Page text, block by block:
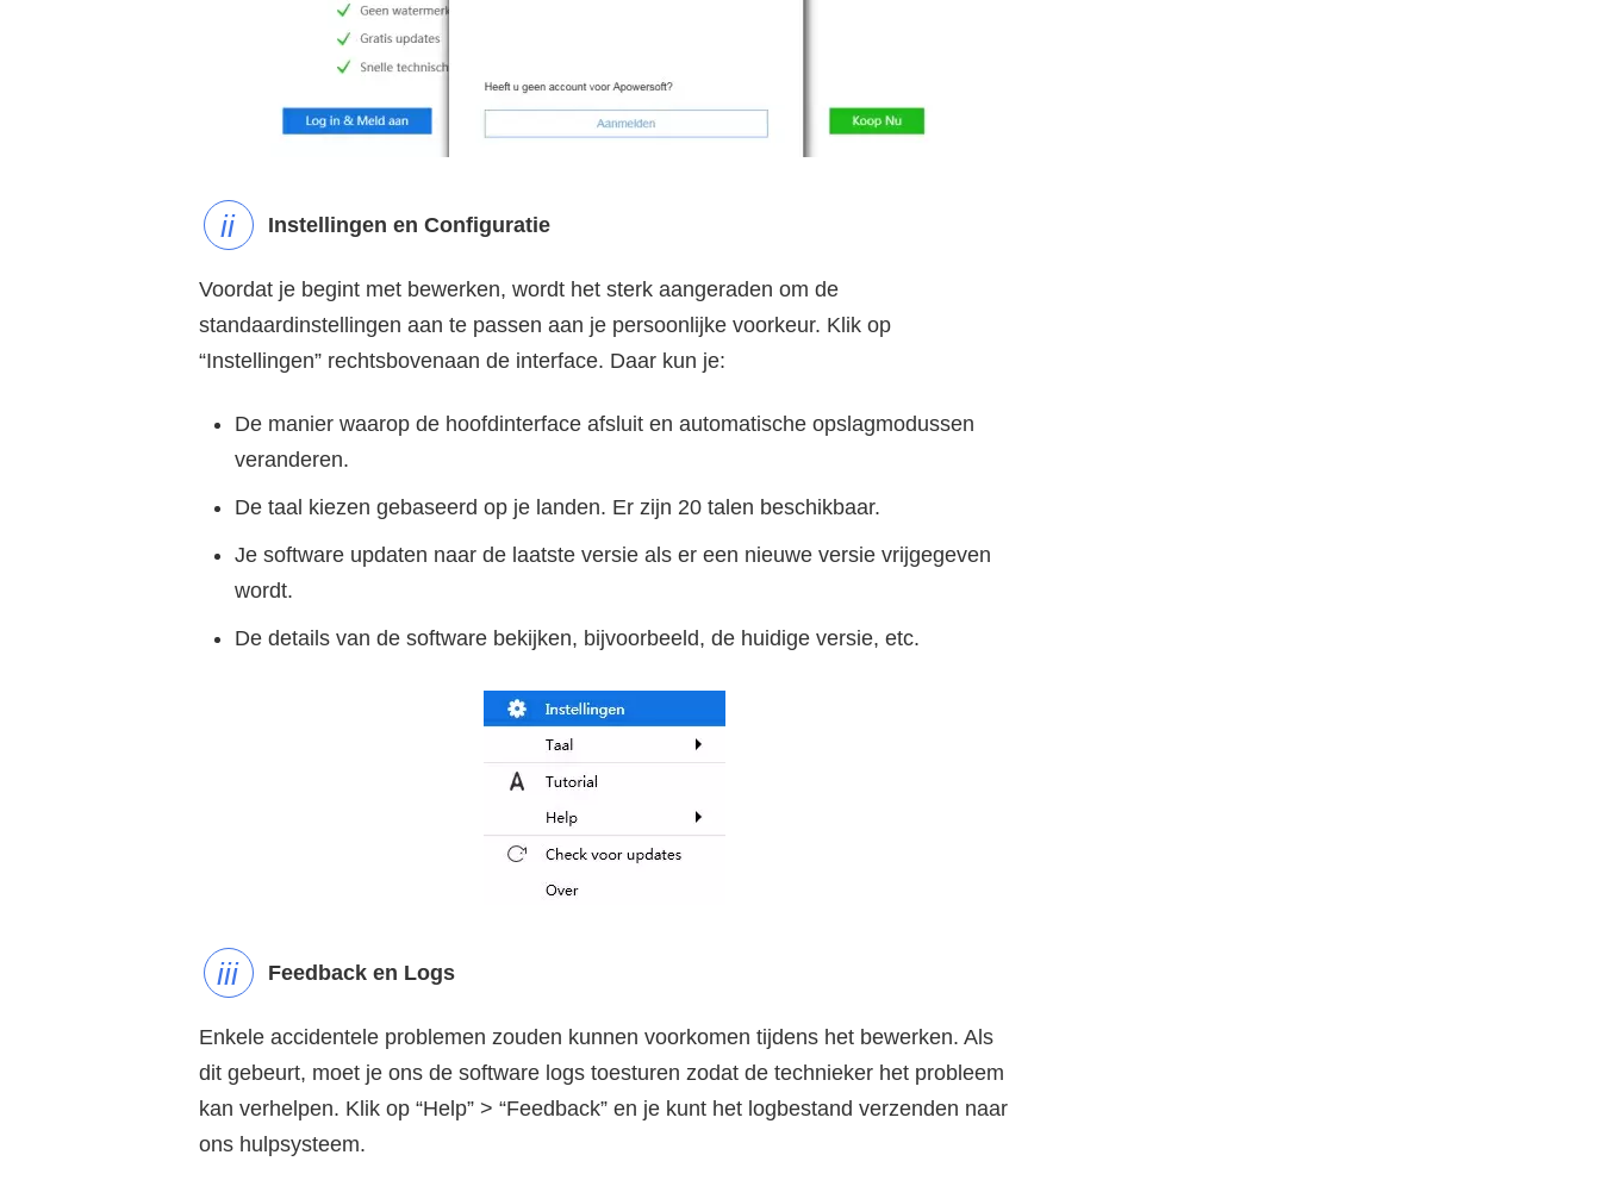
Instellingen en Configuratie
Voordat je begint met bewerken, wordt het sterk aangeraden om de
standaardinstellingen aan te passen aan je persoonlijke voorkeur. Klik op
“Instellingen” rechtsbovenaan de interface. Daar kun je:
De manier waarop de hoofdinterface afsluit en automatische opslagmodussen
veranderen.
De taal kiezen gebaseerd op je landen. Er zijn 20 talen beschikbaar.
Je software updaten naar de laatste versie als er een nieuwe versie vrijgegeven
wordt.
De details van de software bekijken, bijvoorbeeld, de huidige versie, etc.
Feedback en Logs
Enkele accidentele problemen zouden kunnen voorkomen tijdens het bewerken. Als
dit gebeurt, moet je ons de software logs toesturen zodat de technieker het probleem
kan verhelpen. Klik op “Help” > “Feedback” en je kunt het logbestand verzenden naar
ons hulpsysteem.